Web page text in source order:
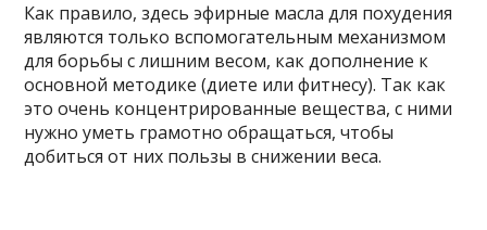
Как правило, здесь эфирные масла для похудения
являются только вспомогательным механизмом
для борьбы с лишним весом, как дополнение к
основной методике (диете или фитнесу). Так как
это очень концентрированные вещества, с ними
нужно уметь грамотно обращаться, чтобы
добиться от них пользы в снижении веса.